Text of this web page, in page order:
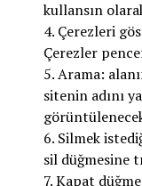
kullansın
4. Çerezleri
Çerezler
5. Arama:
sitenin adını
6. Silmek
sil düğmesine
7. Kapat